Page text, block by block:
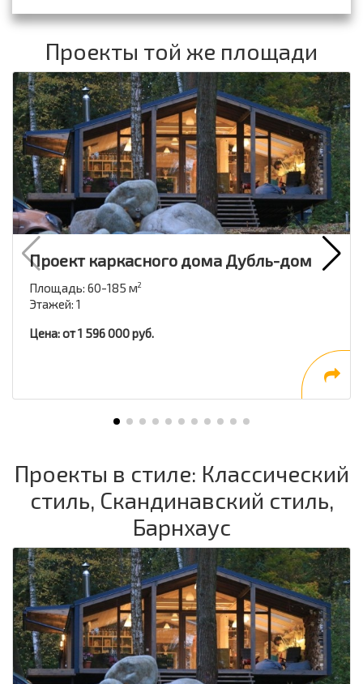
Проекты той же площади
Проект каркасного дома Дубль-дом
Площадь: 60-185 м2
Этажей: 1
Цена: от 1 596 000 руб.
Проекты в стиле: Классический
стиль, Скандинавский стиль,
Барнхаус